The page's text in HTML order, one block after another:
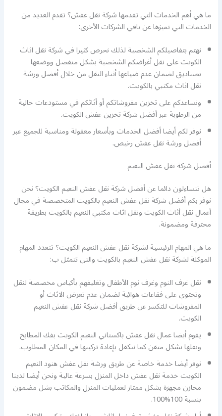
ما هي أهم الخدمات التي تقدمها شركة نقل عفش؟ تقدم العديد من
الخدمات التي تميزها عن باقي الشركات الأخرى:
نهتم بتفاصيلكم الشخصية لذلك نحرص كثيرا في شركة نقل اثاث
الكويت على نقل أغراضكم الشخصية بشكل منفصل ووضعها
بصناديق لضمان عدم ضياعها أثناء النقل من خلال أفضل ورشة
نقل اثاث مكتبي بالكويت.
ونساعدكم على تخزين مفروشاتكم أو أثاثكم في مستودعات خالية
من الرطوبة عبر أفضل شركة تخزين عفش الكويت.
نوفر لكم أيضا أفضل الخدمات وبأسعار معقولة ومناسبة للجميع عبر
أفضل ورشة نقل عفش رخيص.
أفضل شركة نقل عفش النعيم
هل تتساءلون دائما عن أفضل شركة نقل عفش النعيم الكويت؟ نحن
نوفر بكم أفضل شركة نقل عفش النعيم بالكويت المتخصصة في مجال
أعمال نقل أثاث الكويت ونقل اثاث مكتبي النعيم بالكويت بطريقة
محترفة ومضمونة.
ما هي المهام الرئيسية لشركة نقل عفش النعيم الكويت؟ تتعدد المهام
الموكلة لشركة نقل عفش النعيم بالكويت والتي تتمثل ب:
نقل غرف النوم وغرف نوم الأطفال وتغليفهم بأكياس مخصصة لنقل
وتحتوي على فقاعات هوائية لضمان عدم تعرض الاثاث أو
المفروشات للتكسر عن طريق أفضل شركة نقل عفش النعيم
الكويت.
يقوم أيضا عمال نقل عفش باكستاني النعيم الكويت بفك المطابخ
ونقلها بشكل متقن كما نتكفل بإعادة تركيبها في المكان المطلوب.
نوفر أيضا خدمة خاصة عن طريق ورشة نقل عفش هنود النعيم
الكويت خدمة نقل عفش داخل المنزل بسرعة عالية ونحن أيضا لدينا
مخازن مجهزة بشكل ممتاز لعمليات المنزل والمكاتب بشل مضمون
بنسبة 100%100.